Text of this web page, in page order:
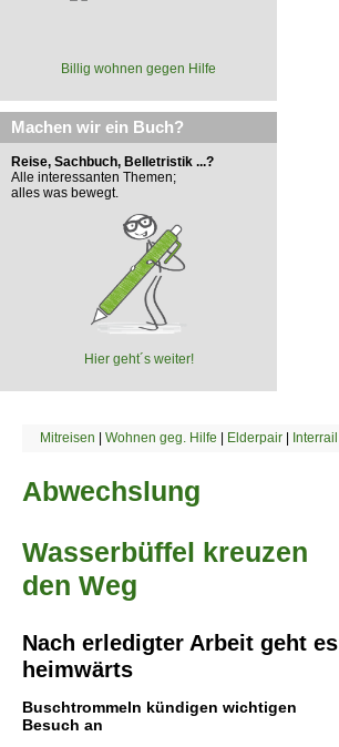
Billig wohnen gegen Hilfe
Machen wir ein Buch?
Reise, Sachbuch, Belletristik ...?
Alle interessanten Themen;
alles was bewegt.
Hier geht´s weiter!
Mitreisen | Wohnen geg. Hilfe | Elderpair| Interrail
Abwechslung
Wasserbüffel kreuzen
den Weg
Nach erledigter Arbeit geht es
heimwärts
Buschtrommeln kündigen wichtigen
Besuch an